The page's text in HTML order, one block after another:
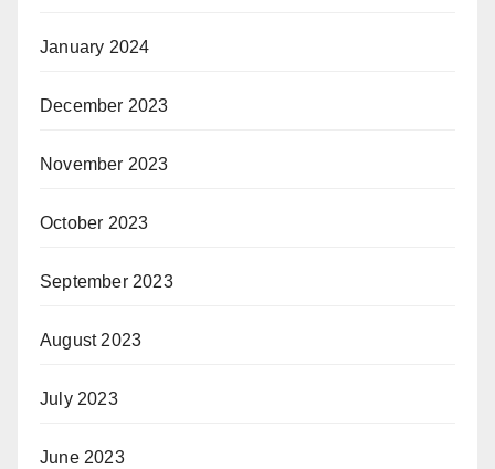
January 2024
December 2023
November 2023
October 2023
September 2023
August 2023
July 2023
June 2023